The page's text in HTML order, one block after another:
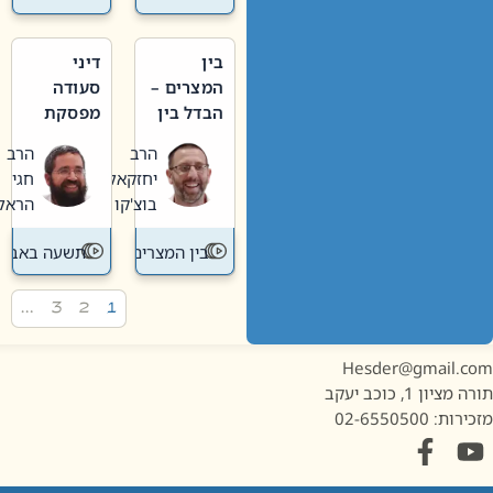
בין
המצרים –
הבדל בין
חדשה
לישנה
הרב
יחזקאל
בוצ'קו
בין המצרים
דיני
סעודה
מפסקת
תשעה
באב
הרב
חגי
הראל
תשעה באב
1, כוכב יעקב
02-6550500